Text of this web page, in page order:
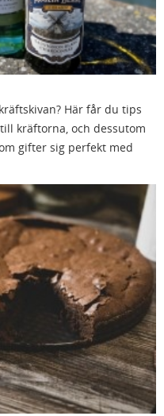
Här får du tips
kräftorna, och dessutom
gifter sig perfekt med